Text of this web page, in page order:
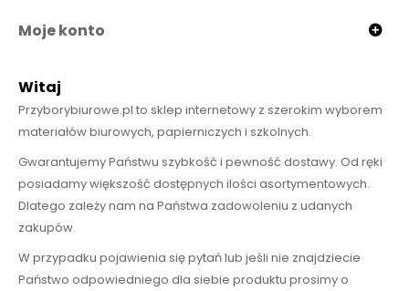
Moje konto
Witaj
Przyborybiurowe.pl to sklep internetowy z szerokim wyborem
materiałów biurowych, papierniczych i szkolnych.
Gwarantujemy Państwu szybkość i pewność dostawy. Od ręki
posiadamy większość dostępnych ilości asortymentowych.
Dlatego zależy nam na Państwa zadowoleniu z udanych
zakupów.
W przypadku pojawienia się pytań lub jeśli nie znajdziecie
Państwo odpowiedniego dla siebie produktu prosimy o